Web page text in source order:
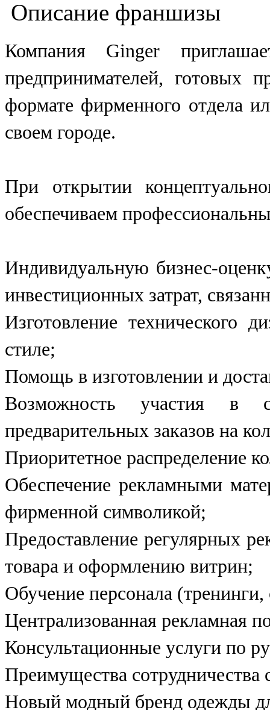
Описание франшизы
Компания Ginger
предпринимателей, готовых
формате фирменного отдела
своем городе.
При открытии
обеспечиваем
Индивидуальную бизнес-
инвестиционных затрат,
Изготовление технического
стиле;
Помощь в изготовлении и
Возможность участия в
предварительных заказов на
Приоритетное распределение
Обеспечение рекламными
фирменной символикой;
Предоставление регулярных
товара и оформлению витрин;
Обучение персонала
Централизованная рекламная
Консультационные услуги по
Преимущества сотрудничества
Новый модный бренд одежды